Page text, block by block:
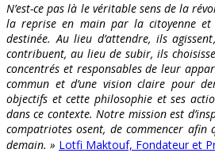
N’est-ce pas là le véritable sens de la
la reprise en main par la citoyenne
destinée. Au lieu d’attendre, ils
contribuent, au lieu de subir, ils
concentrés et responsables de leur
commun et d’une vision claire pour
objectifs et cette philosophie et ses
dans ce contexte. Notre mission est
compatriotes osent, de commencer afin
demain. » Lotfi Maktouf, Fondateur et